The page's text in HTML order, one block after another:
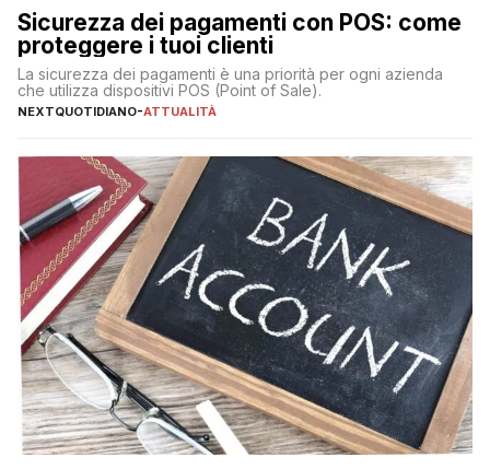
Sicurezza dei pagamenti con POS: come
proteggere i tuoi clienti
La sicurezza dei pagamenti è una priorità per ogni azienda
che utilizza dispositivi POS (Point of Sale).
NEXTQUOTIDIANO-ATTUALITÀ